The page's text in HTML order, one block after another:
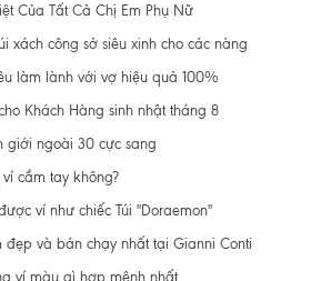
Của Tất Cả Chị Em Phụ Nữ
xách công sở siêu xinh cho các nàng
làm lành với vợ hiệu quả 100%
Khách Hàng sinh nhật tháng 8
giới ngoài 30 cực sang
cầm tay không?
ví như chiếc Túi "Doraemon"
và bán chạy nhất tại Gianni Conti
ví màu gì hợp mệnh nhất